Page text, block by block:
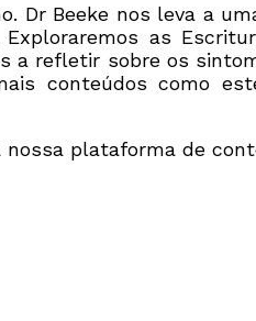
Dr Beeke nos leva a
as
a refletir sobre os
conteúdos como
nossa plataforma de